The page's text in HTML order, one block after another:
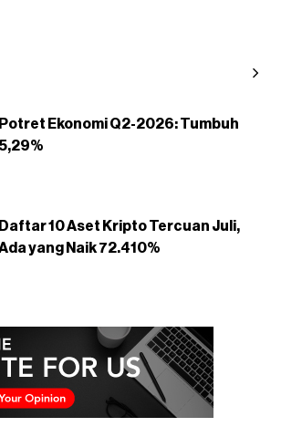
Potret Ekonomi Q2-2026: Tumbuh
Daftar 10 Aset Kripto Tercuan Juli,
yang Naik 72.410%